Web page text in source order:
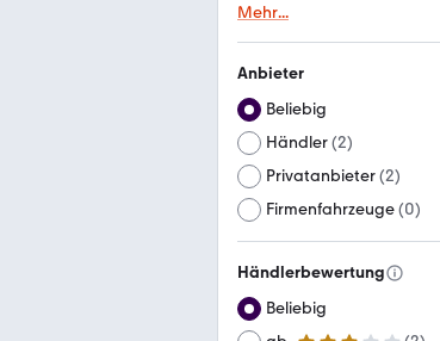
Mehr...
Anbieter
Beliebig
Händler(2)
Privatanbieter(2)
Firmenfahrzeuge(0)
Händlerbewertung
Beliebig